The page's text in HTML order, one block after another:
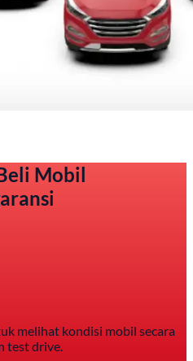
Mobil
melihat kondisi mobil secara
test drive.